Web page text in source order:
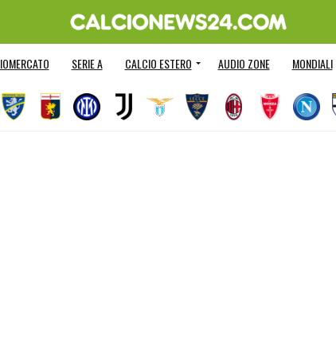
SERIE A CALCIO ESTERO AUDIO ZONE MONDIALI